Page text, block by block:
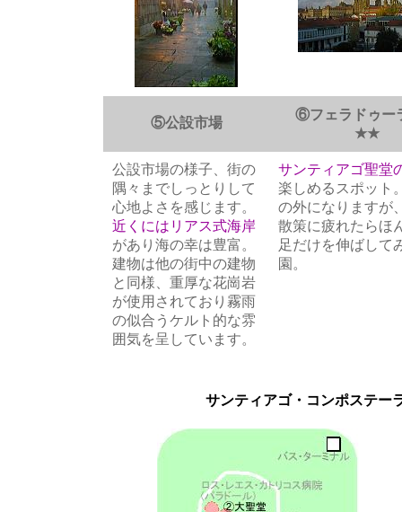
⑤公設市場
⑥フェラドゥー
★★
公設市場の様子、街の
隅々までしっとりして
心地よさを感じます。
近くにはリアス式海岸
があり海の幸は豊富。
建物は他の街中の建物
と同様、重厚な花崗岩
が使用されており霧雨
の似合うケルト的な雰
囲気を呈しています。
サンティアゴ聖堂
楽しめるスポット
の外になりますが
散策に疲れたらほ
足だけを伸ばして
園。
サンティアゴ・コンポステー